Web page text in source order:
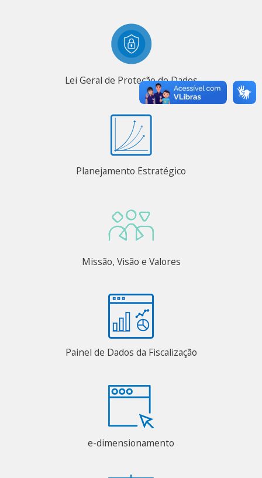
Lei Geral de Proteção de Dados
Planejamento Estratégico
Missão, Visão e Valores
Painel de Dados da Fiscalização
e-dimensionamento